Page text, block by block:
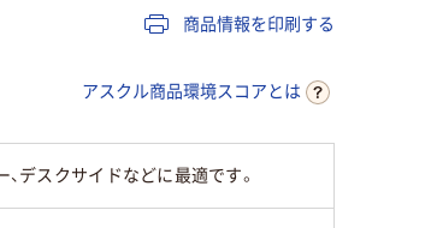
商品情報を印刷する
アスクル商品環境スコアとは
デスクサイドなどに最適です。